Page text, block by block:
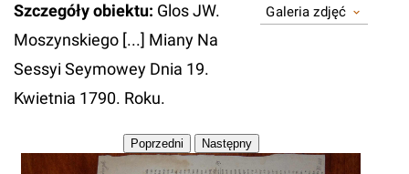
Szczegóły obiektu: Glos JW.
Moszynskiego [...] Miany Na
Sessyi Seymowey Dnia 19.
Kwietnia 1790. Roku.
Galeria zdjęć